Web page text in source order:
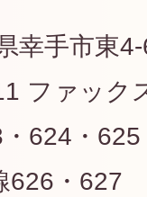
幸手市東
ファック
624・625
626・627